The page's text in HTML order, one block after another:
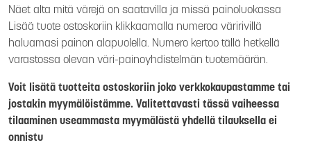
Näet alta mitä värejä on saatavilla ja missä painoluokassa
Lisää tuote ostoskoriin klikkaamalla numeroa väririvillä
haluamasi painon alapuolella. Numero kertoo tällä hetkellä
varastossa olevan väri-painoyhdistelmän tuotemäärän.
Voit lisätä tuotteita ostoskoriin joko verkkokaupastamme tai
jostakin myymälöistämme. Valitettavasti tässä vaiheessa
tilaaminen useammasta myymälästä yhdellä tilauksella ei
onnistu